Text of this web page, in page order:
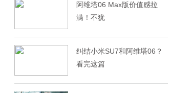
阿维塔06 Max版价值感拉
满！不犹
纠结小米SU7和阿维塔06？
看完这篇